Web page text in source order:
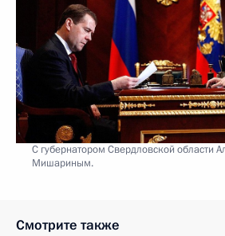
С губернатором Свердловской области
Мишариным.
Смотрите также